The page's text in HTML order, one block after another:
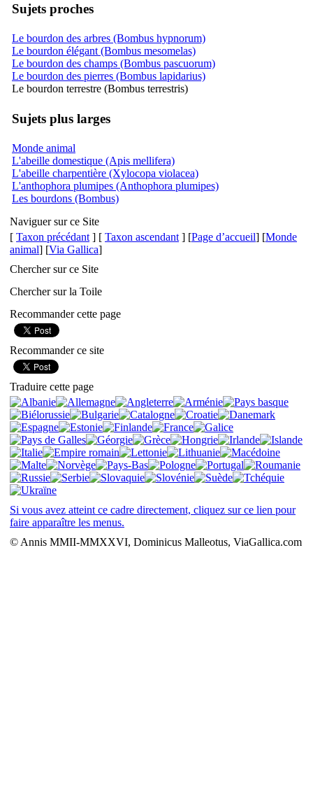
Sujets proches
Le bourdon des arbres (Bombus hypnorum)
Le bourdon élégant (Bombus mesomelas)
Le bourdon des champs (Bombus pascuorum)
Le bourdon des pierres (Bombus lapidarius)
Le bourdon terrestre (Bombus terrestris)
Sujets plus larges
Monde animal
L'abeille domestique (Apis mellifera)
L'abeille charpentière (Xylocopa violacea)
L'anthophora plumipes (Anthophora plumipes)
Les bourdons (Bombus)
Naviguer sur ce Site
[ Taxon précédant ] [ Taxon ascendant ] [Page d’accueil] [Monde
animal] [Via Gallica]
Chercher sur ce Site
Chercher sur la Toile
Recommander cette page
Recommander ce site
Traduire cette page
Si vous avez atteint ce cadre directement, cliquez sur ce lien pour
faire apparaître les menus.
© Annis MMII-MMXXVI, Dominicus Malleotus, ViaGallica.com